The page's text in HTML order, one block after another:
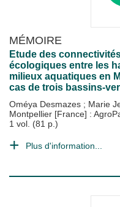
MÉMOIRE
Etude des
écologiques entre les
milieux aquatiques en
cas de trois bassins-
Oméya Desmazes ; Marie
Montpellier [France] :
1 vol. (81 p.)
Plus d'information...